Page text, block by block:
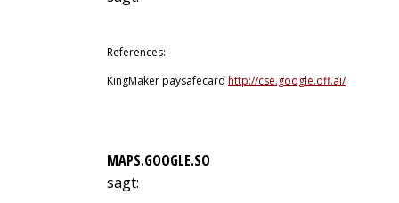
References:
KingMaker paysafecard http://cse.google.off.ai/
MAPS.GOOGLE.SO
sagt: